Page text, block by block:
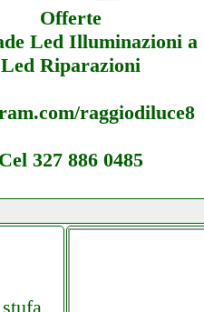
Offerte
Led Illuminazioni a
Led Riparazioni
raggiodiluce8
Cel 327 886 0485